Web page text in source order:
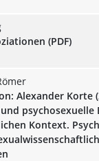
(PDF)
Alexander Korte
psychosexuelle
Kontext.